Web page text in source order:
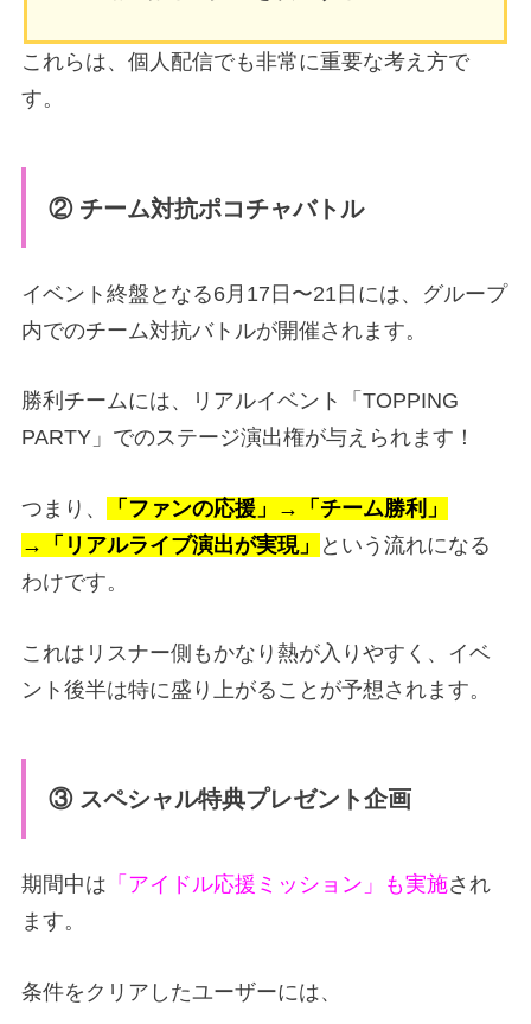
これらは、個人配信でも非常に重要な考え方で
す。
② チーム対抗ポコチャバトル
イベント終盤となる6月17日〜21日には、グループ
内でのチーム対抗バトルが開催されます。
勝利チームには、リアルイベント「TOPPING
PARTY」でのステージ演出権が与えられます！
つまり、 「ファンの応援」→
「チーム勝利」
→
「リアルライブ演出が実現」
という流れになる
わけです。
これはリスナー側もかなり熱が入りやすく、イベ
ント後半は特に盛り上がることが予想されます。
③ スペシャル特典プレゼント企画
期間中は 「アイドル応援ミッション」も実施され
ます。
条件をクリアしたユーザーには、